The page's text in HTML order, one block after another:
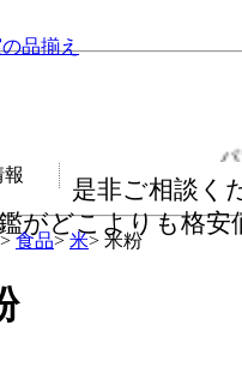
パ
是非ご相談く
がどこよりも格安
>食品>米> 米粉